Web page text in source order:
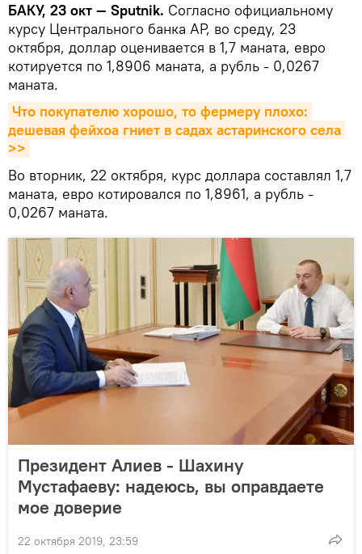
БАКУ, 23 окт — Sputnik. Согласно официальному
курсу Центрального банка АР, во среду, 23
октября, доллар оценивается в 1,7 маната, евро
котируется по 1,8906 маната, а рубль - 0,0267
маната.
Что покупателю хорошо, то фермеру плохо:
дешевая фейхоа гниет в садах астаринского села
>>
Во вторник, 22 октября, курс доллара составлял 1,7
маната, евро котировался по 1,8961, а рубль -
0,0267 маната.
Президент Алиев - Шахину
Мустафаеву: надеюсь, вы оправдаете
мое доверие
22 октября 2019, 23:59